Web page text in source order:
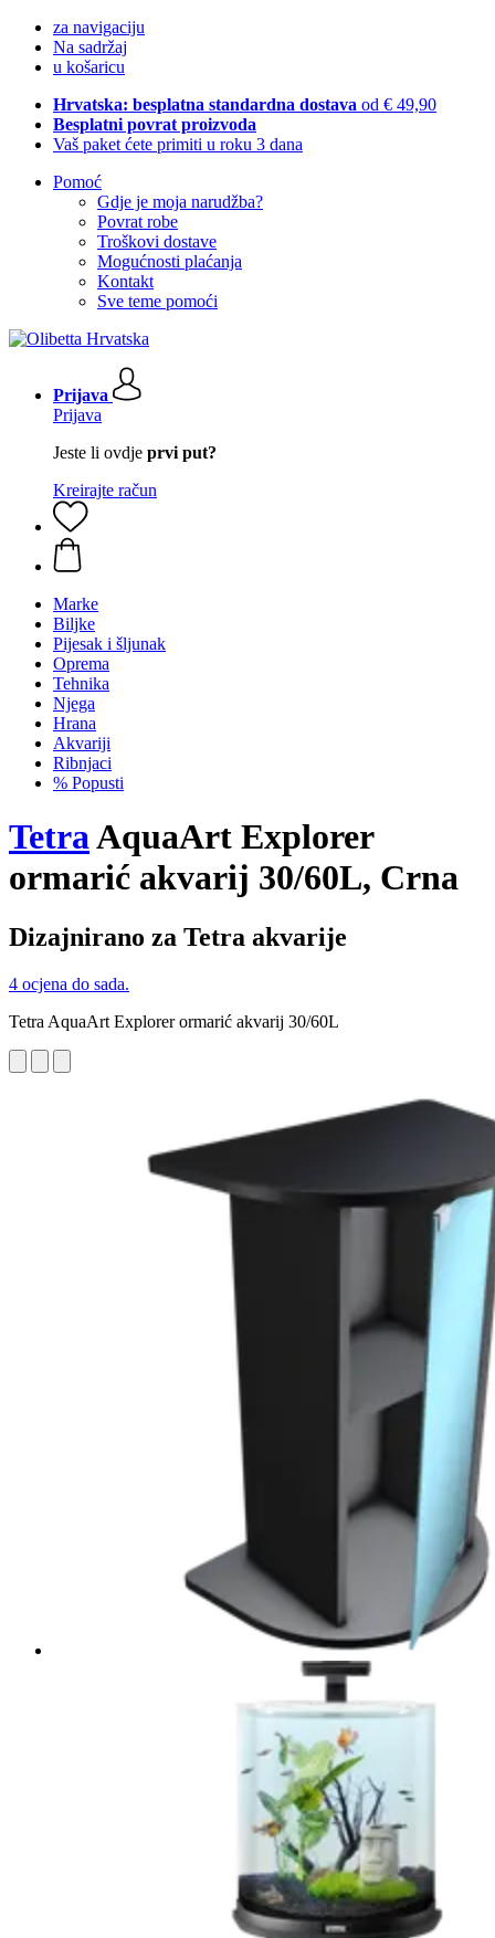
za navigaciju
Na sadržaj
u košaricu
Hrvatska: besplatna standardna dostava od € 49,90
Besplatni povrat proizvoda
Vaš paket ćete primiti u roku 3 dana
Pomoć
Gdje je moja narudžba?
Povrat robe
Troškovi dostave
Mogućnosti plaćanja
Kontakt
Sve teme pomoći
Prijava
Prijava
Jeste li ovdje prvi put?
Kreirajte račun
Marke
Biljke
Pijesak i šljunak
Oprema
Tehnika
Njega
Hrana
Akvariji
Ribnjaci
% Popusti
TetraAquaArt Explorer
ormarić akvarij 30/60L, Crna
Dizajnirano za Tetra akvarije
4 ocjena do sada.
Tetra AquaArt Explorer ormarić akvarij 30/60L